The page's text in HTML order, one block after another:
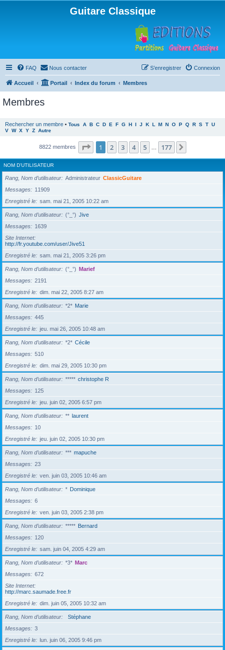
Guitare Classique
FAQ Nous contacter Connexion
S’enregistrer
Accueil Portail Index du forum Membres
Membres
Rechercher un membre • Tous A B C D E F G H I J K L M N O P Q R S T U
V W X Y Z Autre
8822 membres Page 1sur177
1 2 3 4 5 177
NOM D’UTILISATEUR
Rang, Nom d’utilisateur Administrateur ClassicGuitare
Messages
11909
Enregistré le
sam. mai 21, 2005 10:22 am
Rang, Nom d’utilisateur (°_°) Jive
Messages
1639
Site Internet
http://fr.youtube.com/user/Jive51
Enregistré le
sam. mai 21, 2005 3:26 pm
Rang, Nom d’utilisateur (°_°) Marief
Messages
2191
Enregistré le
dim. mai 22, 2005 8:27 am
Rang, Nom d’utilisateur *2* Marie
Messages
445
Enregistré le
jeu. mai 26, 2005 10:48 am
Rang, Nom d’utilisateur *2* Cécile
Messages
510
Enregistré le
dim. mai 29, 2005 10:30 pm
Rang, Nom d’utilisateur ***** christophe R
Messages
125
Enregistré le
jeu. juin 02, 2005 6:57 pm
Rang, Nom d’utilisateur ** laurent
Messages
10
Enregistré le
jeu. juin 02, 2005 10:30 pm
Rang, Nom d’utilisateur *** mapuche
Messages
23
Enregistré le
ven. juin 03, 2005 10:46 am
Rang, Nom d’utilisateur * Dominique
Messages
6
Enregistré le
ven. juin 03, 2005 2:38 pm
Rang, Nom d’utilisateur ***** Bernard
Messages
120
Enregistré le
sam. juin 04, 2005 4:29 am
Rang, Nom d’utilisateur *3* Marc
Messages
672
Site Internet
http://marc.saumade.free.fr
Enregistré le
dim. juin 05, 2005 10:32 am
Rang, Nom d’utilisateur
Stéphane
Messages
3
Enregistré le
lun. juin 06, 2005 9:46 pm